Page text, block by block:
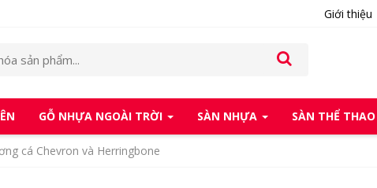
Giới thiệu
GỖ NHỰA NGOÀI TRỜI SÀN NHỰA SÀN THỂ THAO
cá Chevron và Herringbone